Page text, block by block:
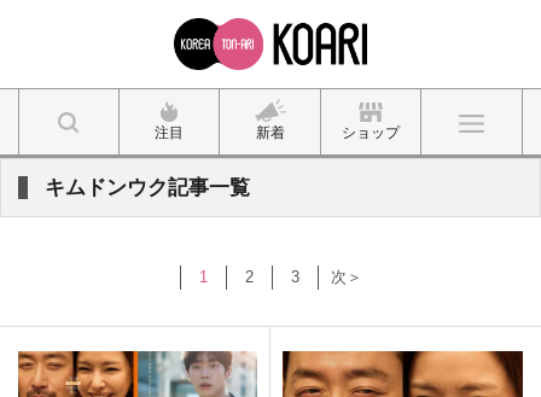
注目 新着 ショップ
キムドンウク記事一覧
1 2 3 次＞